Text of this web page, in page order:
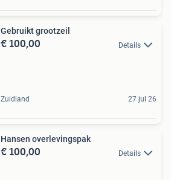
Gebruikt grootzeil
€ 100,00 Details
Zuidland 27 jul 26
Hansen overlevingspak
€ 100,00 Details